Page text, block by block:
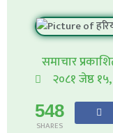
समाचार
२०८१ जेष्ठ
548
SHARES